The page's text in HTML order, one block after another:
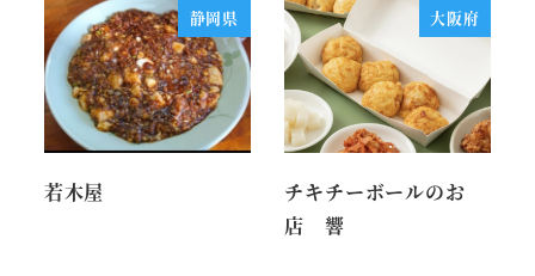
静岡県
若木屋
大阪府
チキチーボールのお
店 響